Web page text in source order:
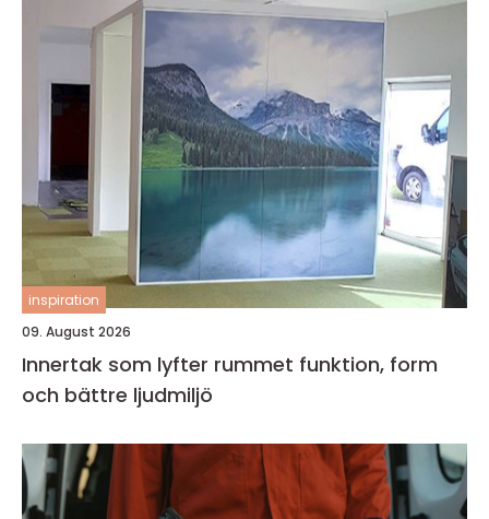
inspiration
09. August 2026
Innertak som lyfter rummet funktion, form
och bättre ljudmiljö